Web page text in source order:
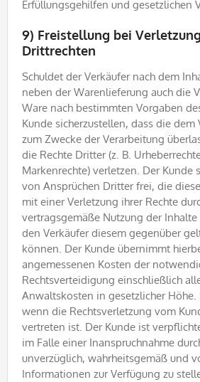
Erfüllungsgehilfen und gesetzlichen
9) Freistellung bei
Drittrechten
Schuldet der Verkäufer nach dem
neben der Warenlieferung auch die
Ware nach bestimmten Vorgaben
Kunde sicherzustellen, dass die
zum Zwecke der Verarbeitung
die Rechte Dritter (z. B.
Markenrechte) verletzen. Der Kunde
von Ansprüchen Dritter frei, die
mit einer Verletzung ihrer Rechte
vertragsgemäße Nutzung der
den Verkäufer diesem gegenüber
können. Der Kunde übernimmt
angemessenen Kosten der
Rechtsverteidigung einschließlich
Anwaltskosten in gesetzlicher
wenn die Rechtsverletzung vom
vertreten ist. Der Kunde ist
im Falle einer Inanspruchnahme
unverzüglich, wahrheitsgemäß und
Informationen zur Verfügung zu